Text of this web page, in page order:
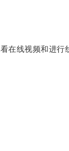
线视频和进行